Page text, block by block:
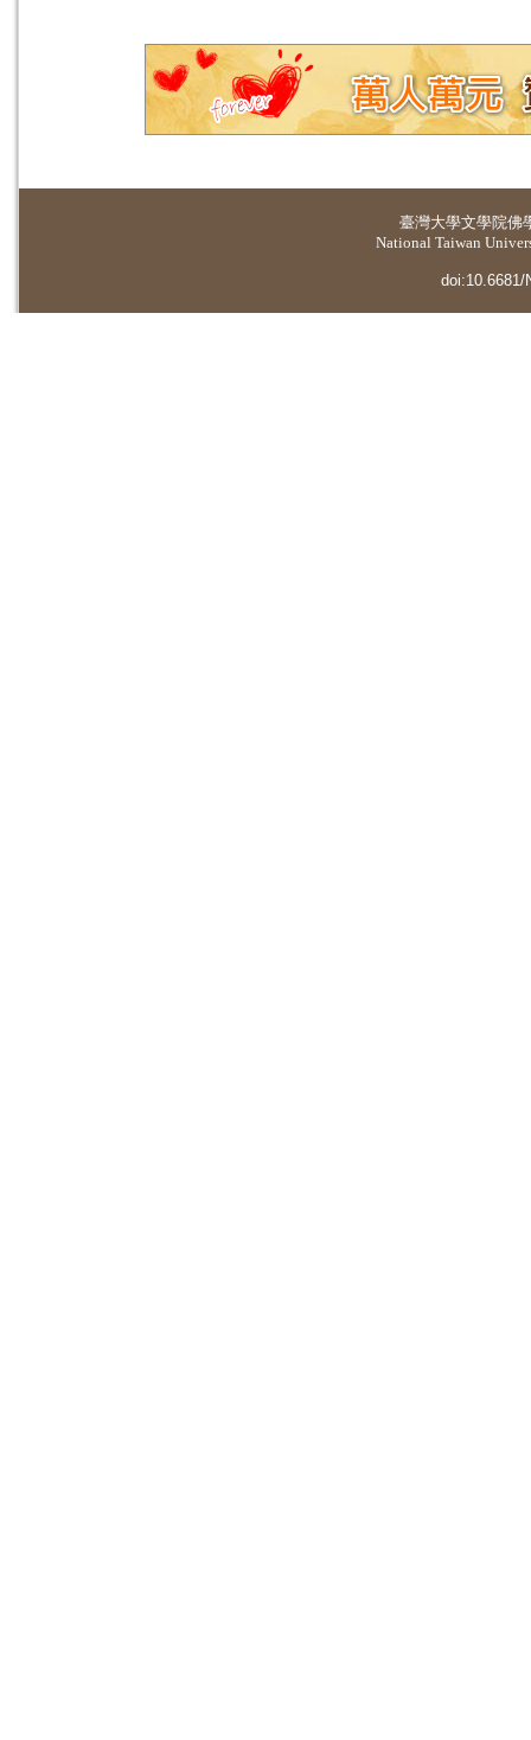
臺灣大學文學院佛
National Taiwan
doi:10.6681/